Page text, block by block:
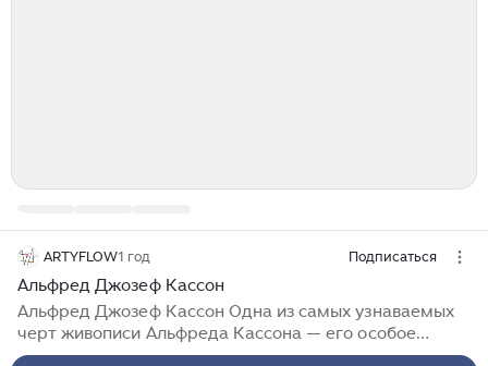
ARTYFLOW1 год Подписаться
Альфред Джозеф Кассон
Альфред Джозеф Кассон Одна из самых узнаваемых
черт живописи Альфреда Кассона — его особое
отношение к цвету. Он смело работал с чистыми,